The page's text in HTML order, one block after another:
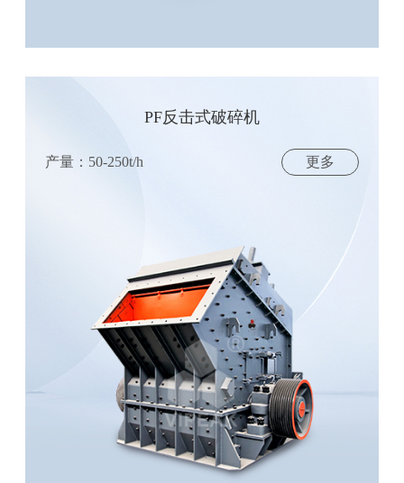
PF反击式破碎机
产量：50-250t/h 更多